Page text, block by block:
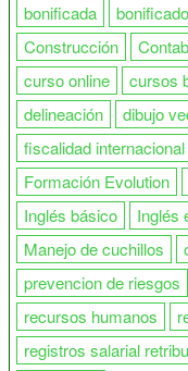
bonificada
bonificado
Construcción
curso online
cursos
delineación
dibujo
fiscalidad internacional
Formación Evolution
Inglés básico
Inglés
Manejo de cuchillos
prevencion de riesgos
recursos humanos
registros salarial